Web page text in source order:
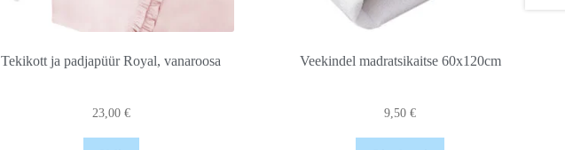
Tekikott ja padjapüür Royal, vanaroosa
23,00 €
Veekindel madratsikaitse 60x120cm
9,50€